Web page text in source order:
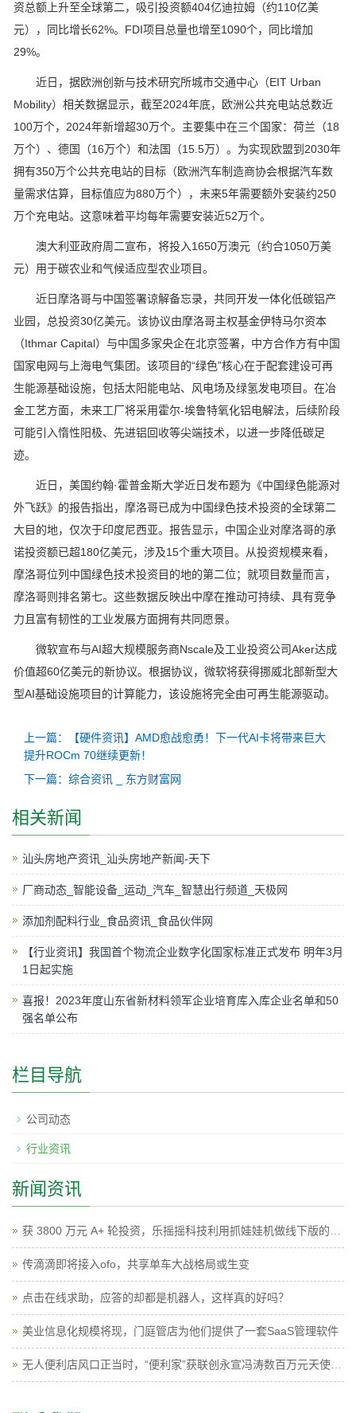
资总额上升至全球第二，吸引投资额404亿迪拉姆（约110亿美
元），同比增长62%。FDI项目总量也增至1090个，同比增加
29%。
近日，据欧洲创新与技术研究所城市交通中心（EIT Urban
Mobility）相关数据显示，截至2024年底，欧洲公共充电站总数近
100万个，2024年新增超30万个。主要集中在三个国家：荷兰（18
万个）、德国（16万个）和法国（15.5万）。为实现欧盟到2030年
拥有350万个公共充电站的目标（欧洲汽车制造商协会根据汽车数
量需求估算，目标值应为880万个），未来5年需要额外安装约250
万个充电站。这意味着平均每年需要安装近52万个。
澳大利亚政府周二宣布，将投入1650万澳元（约合1050万美
元）用于碳农业和气候适应型农业项目。
近日摩洛哥与中国签署谅解备忘录，共同开发一体化低碳铝产
业园，总投资30亿美元。该协议由摩洛哥主权基金伊特马尔资本
（Ithmar Capital）与中国多家央企在北京签署，中方合作方有中国
国家电网与上海电气集团。该项目的“绿色”核心在于配套建设可再
生能源基础设施，包括太阳能电站、风电场及绿氢发电项目。在冶
金工艺方面，未来工厂将采用霍尔-埃鲁特氧化铝电解法，后续阶段
可能引入惰性阳极、先进铝回收等尖端技术，以进一步降低碳足
迹。
近日，美国约翰·霍普金斯大学近日发布题为《中国绿色能源对
外飞跃》的报告指出，摩洛哥已成为中国绿色技术投资的全球第二
大目的地，仅次于印度尼西亚。报告显示，中国企业对摩洛哥的承
诺投资额已超180亿美元，涉及15个重大项目。从投资规模来看，
摩洛哥位列中国绿色技术投资目的地的第二位；就项目数量而言，
摩洛哥则排名第七。这些数据反映出中摩在推动可持续、具有竞争
力且富有韧性的工业发展方面拥有共同愿景。
微软宣布与AI超大规模服务商Nscale及工业投资公司Aker达成
价值超60亿美元的新协议。根据协议，微软将获得挪威北部新型大
型AI基础设施项目的计算能力，该设施将完全由可再生能源驱动。
上一篇：【硬件资讯】AMD愈战愈勇！下一代AI卡将带来巨大
提升ROCm 70继续更新！
下一篇：综合资讯 _ 东方财富网
相关新闻
汕头房地产资讯_汕头房地产新闻-天下
厂商动态_智能设备_运动_汽车_智慧出行频道_天极网
添加剂配料行业_食品资讯_食品伙伴网
【行业资讯】我国首个物流企业数字化国家标准正式发布 明年3月
1日起实施
喜报！2023年度山东省新材料领军企业培育库入库企业名单和50
强名单公布
栏目导航
公司动态
行业资讯
新闻资讯
获 3800 万元 A+ 轮投资，乐摇摇科技利用抓娃娃机做线下版的广点通
传滴滴即将接入ofo，共享单车大战格局或生变
点击在线求助，应答的却都是机器人，这样真的好吗？
美业信息化规模将现，门庭管店为他们提供了一套SaaS管理软件
无人便利店风口正当时，“便利家”获联创永宣冯涛数百万元天使投资